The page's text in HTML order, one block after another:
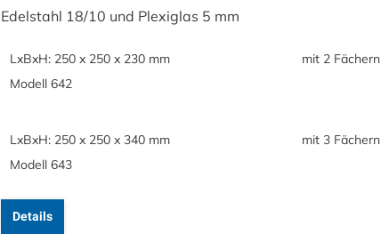
Edelstahl 18/10 und Plexiglas 5 mm
LxBxH: 250 x 250 x 230 mm
mit 2 Fächern
Modell 642
LxBxH: 250 x 250 x 340 mm
mit 3 Fächern
Modell 643
Details